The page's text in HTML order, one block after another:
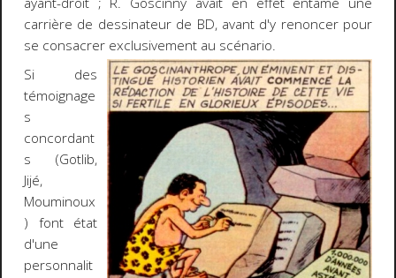
carrière de dessinateur de BD, avant d'y renoncer pour
se consacrer exclusivement au scénario.
Si des
témoignage
s
concordant
s (Gotlib,
Jijé,
Mouminoux
) font état
d'une
personnalit